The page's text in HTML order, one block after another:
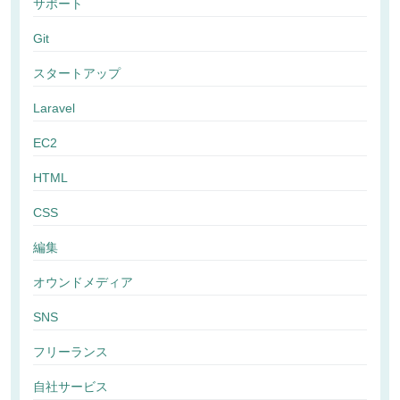
サポート
Git
スタートアップ
Laravel
EC2
HTML
CSS
編集
オウンドメディア
SNS
フリーランス
自社サービス